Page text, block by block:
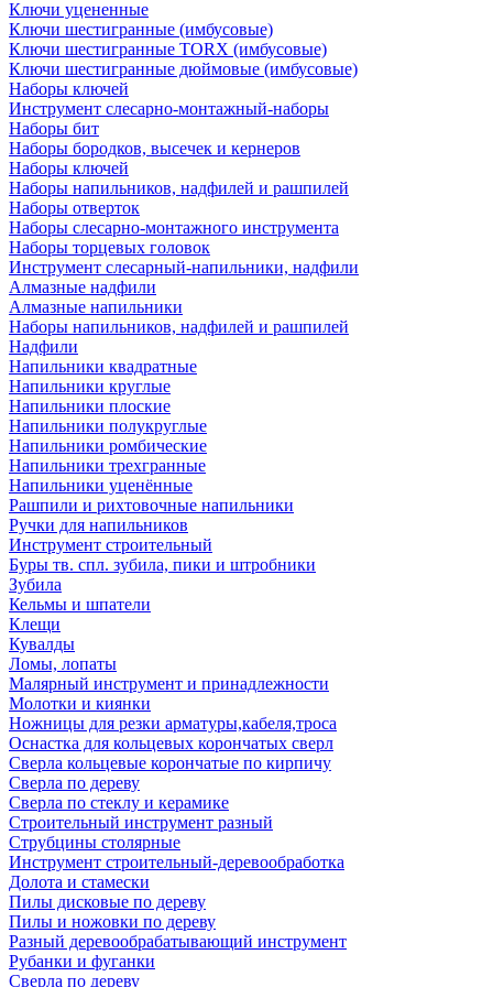
Ключи уцененные
Ключи шестигранные (имбусовые)
Ключи шестигранные TORX (имбусовые)
Ключи шестигранные дюймовые (имбусовые)
Наборы ключей
Инструмент слесарно-монтажный-наборы
Наборы бит
Наборы бородков, высечек и кернеров
Наборы ключей
Наборы напильников, надфилей и рашпилей
Наборы отверток
Наборы слесарно-монтажного инструмента
Наборы торцевых головок
Инструмент слесарный-напильники, надфили
Алмазные надфили
Алмазные напильники
Наборы напильников, надфилей и рашпилей
Надфили
Напильники квадратные
Напильники круглые
Напильники плоские
Напильники полукруглые
Напильники ромбические
Напильники трехгранные
Напильники уценённые
Рашпили и рихтовочные напильники
Ручки для напильников
Инструмент строительный
Буры тв. спл. зубила, пики и штробники
Зубила
Кельмы и шпатели
Клещи
Кувалды
Ломы, лопаты
Малярный инструмент и принадлежности
Молотки и киянки
Ножницы для резки арматуры,кабеля,троса
Оснастка для кольцевых корончатых сверл
Сверла кольцевые корончатые по кирпичу
Сверла по дереву
Сверла по стеклу и керамике
Строительный инструмент разный
Струбцины столярные
Инструмент строительный-деревообработка
Долота и стамески
Пилы дисковые по дереву
Пилы и ножовки по дереву
Разный деревообрабатывающий инструмент
Рубанки и фуганки
Сверла по дереву